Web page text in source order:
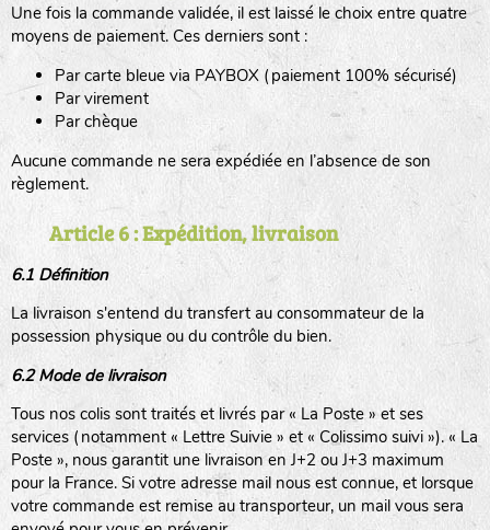
Une fois la commande validée, il est laissé le choix entre quatre
moyens de paiement. Ces derniers sont :
Par carte bleue via PAYBOX (paiement 100% sécurisé)
Par virement
Par chèque
Aucune commande ne sera expédiée en l’absence de son
règlement.
Article 6 : Expédition, livraison
6.1 Définition
La livraison s'entend du transfert au consommateur de la
possession physique ou du contrôle du bien.
6.2 Mode de livraison
Tous nos colis sont traités et livrés par « La Poste » et ses
services (notamment « Lettre Suivie » et « Colissimo suivi »). « La
Poste », nous garantit une livraison en J+2 ou J+3 maximum
pour la France. Si votre adresse mail nous est connue, et lorsque
votre commande est remise au transporteur, un mail vous sera